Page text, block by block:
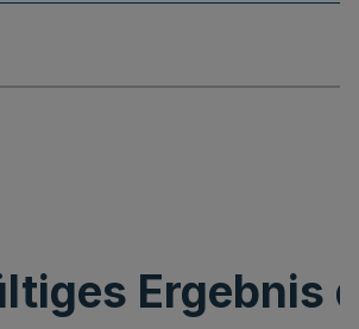
Ergebnis